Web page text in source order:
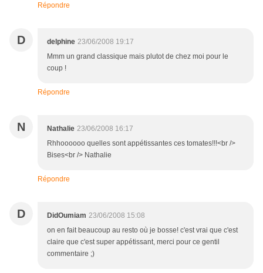
Répondre
D delphine 23/06/2008 19:17
Mmm un grand classique mais plutot de chez moi pour le
coup !
Répondre
N Nathalie 23/06/2008 16:17
Rhhoooooo quelles sont appétissantes ces tomates!!!<br />
Bises<br /> Nathalie
Répondre
D DidOumiam 23/06/2008 15:08
on en fait beaucoup au resto où je bosse! c'est vrai que c'est
claire que c'est super appétissant, merci pour ce gentil
commentaire ;)